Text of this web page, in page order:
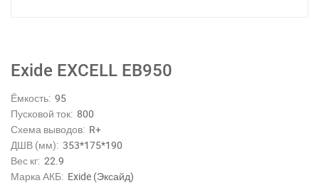
Exide EXCELL EB950
Ёмкость: 95
Пусковой ток: 800
Схема выводов: R+
ДШВ (мм): 353*175*190
Вес кг: 22.9
Марка АКБ: Exide (Эксайд)